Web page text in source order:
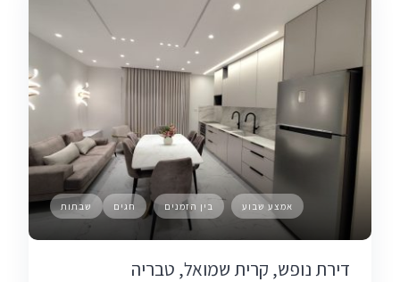
אמצע שבוע בין הזמנים חגים שבתות
דירת נופש, קרית שמואל, טבריה